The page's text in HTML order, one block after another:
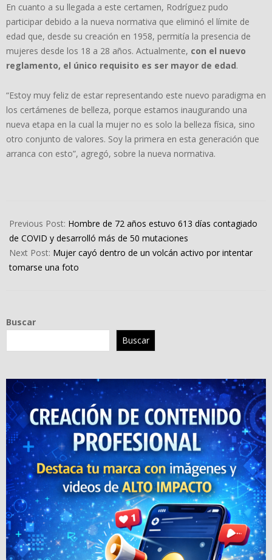
En cuanto a su llegada a este certamen, Rodríguez pudo
participar debido a la nueva normativa que eliminó el límite de
edad que, desde su creación en 1958, permitía la presencia de
mujeres desde los 18 a 28 años. Actualmente, con el nuevo
reglamento, el único requisito es ser mayor de edad.
“Estoy muy feliz de estar representando este nuevo paradigma en
los certámenes de belleza, porque estamos inaugurando una
nueva etapa en la cual la mujer no es solo la belleza física, sino
otro conjunto de valores. Soy la primera en esta generación que
arranca con esto”, agregó, sobre la nueva normativa.
04-
25
Previous Post: Hombre de 72 años estuvo 613 días contagiado
de COVID y desarrolló más de 50 mutaciones
Next Post: Mujer cayó dentro de un volcán activo por intentar
tomarse una foto
Buscar
Buscar